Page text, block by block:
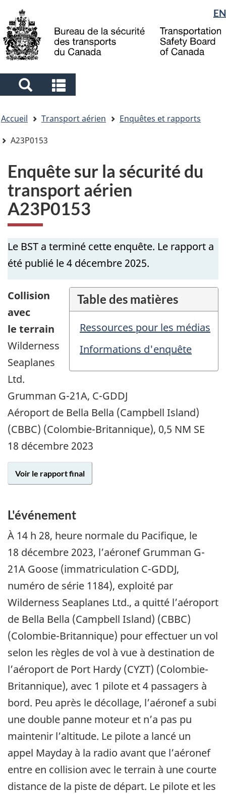
to
main
to
"About
government"
à
la
Sélection
de
la
langue
EN
Search
and
menus
and
menus
êtes
ici
Accueil Transport aérien
Enquêtes et rapports
A23P0153
Enquête sur la sécurité du
transport aérien
A23P0153
Le BST a terminé cette enquête. Le rapport a
été publié le 4 décembre 2025.
Table des matières
Ressources pour les médias
Informations d'enquête
Collision
avec
le terrain
Wilderness
Seaplanes
Ltd.
Grumman G-21A, C-GDDJ
Aéroport de Bella Bella (Campbell Island)
(CBBC) (Colombie-Britannique), 0,5 NM SE
18 décembre 2023
Voir le rapport final
L'événement
À 14 h 28, heure normale du Pacifique, le
18 décembre 2023, l’aéronef Grumman G-
21A Goose (immatriculation C-GDDJ,
numéro de série 1184), exploité par
Wilderness Seaplanes Ltd., a quitté l’aéroport
de Bella Bella (Campbell Island) (CBBC)
(Colombie-Britannique) pour effectuer un vol
selon les règles de vol à vue à destination de
l’aéroport de Port Hardy (CYZT) (Colombie-
Britannique), avec 1 pilote et 4 passagers à
bord. Peu après le décollage, l’aéronef a subi
une double panne moteur et n’a pas pu
maintenir l’altitude. Le pilote a lancé un
appel Mayday à la radio avant que l’aéronef
entre en collision avec le terrain à une courte
distance de la piste de départ. Le pilote et les